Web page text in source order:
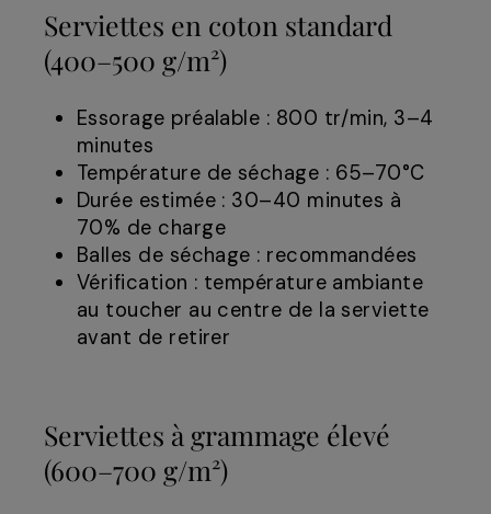
Serviettes en coton standard
(400–500 g/m²)
Essorage préalable : 800 tr/min, 3–4
minutes
Température de séchage : 65–70°C
Durée estimée : 30–40 minutes à
70% de charge
Balles de séchage : recommandées
Vérification : température ambiante
au toucher au centre de la serviette
avant de retirer
Serviettes à grammage élevé
(600–700 g/m²)